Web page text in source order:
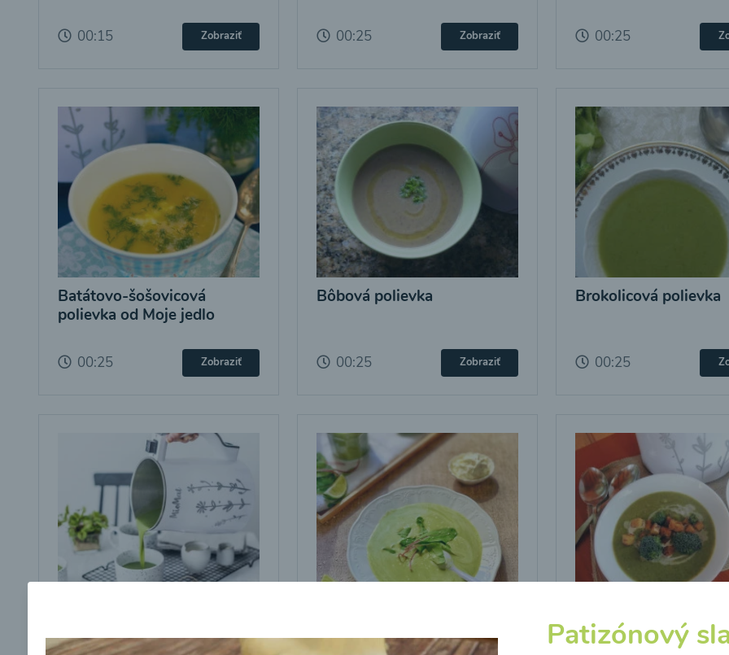
00:15 Zobraziť 00:25 Zobraziť 00:25
Batátovo-šošovicová
polievka od Moje jedlo
00:25 Zobraziť
Bôbová polievka
00:25 Zobraziť
Brokolicová polievka
00:25
cesnakom od LaPetit
cviklovými listami
Brokolicová polievka s
krutónmi z tofu od
Patizónový